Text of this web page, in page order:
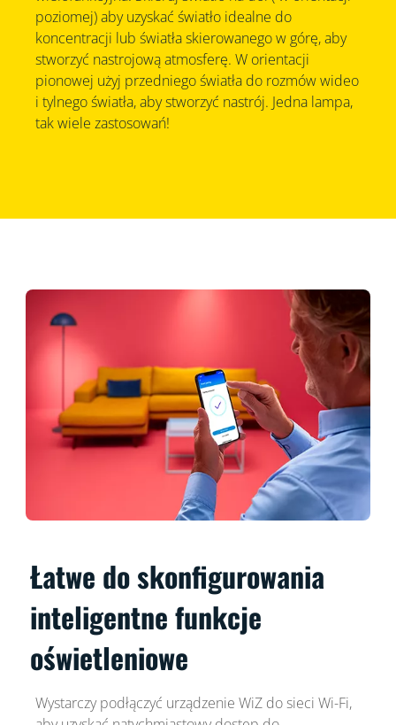
poziomej) aby uzyskać światło idealne do
koncentracji lub światła skierowanego w górę, aby
stworzyć nastrojową atmosferę. W orientacji
pionowej użyj przedniego światła do rozmów wideo
i tylnego światła, aby stworzyć nastrój. Jedna lampa,
tak wiele zastosowań!
Łatwe do skonfigurowania
inteligentne funkcje
oświetleniowe
Wystarczy podłączyć urządzenie WiZ do sieci Wi-Fi,